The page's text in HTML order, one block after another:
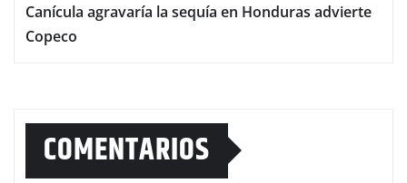
Canícula agravaría la sequía en Honduras advierte
Copeco
COMENTARIOS